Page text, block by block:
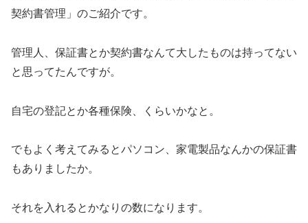
契約書管理」のご紹介です。
管理人、保証書とか契約書なんて大したものは持ってない
と思ってたんですが。
自宅の登記とか各種保険、くらいかなと。
でもよく考えてみるとパソコン、家電製品なんかの保証書
もありましたか。
それを入れるとかなりの数になります。